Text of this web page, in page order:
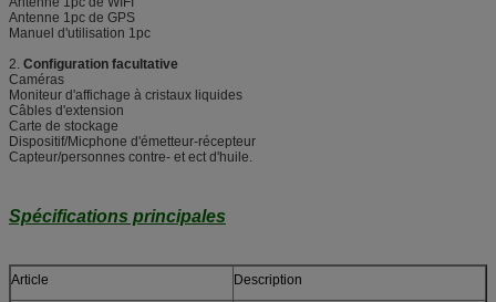
Antenne 1pc de GPS
Manuel d'utilisation 1pc
2. Configuration facultative
Caméras
Moniteur d'affichage à cristaux liquides
Câbles d'extension
Carte de stockage
Dispositif/Micphone d'émetteur-récepteur
Capteur/personnes contre- et ect d'huile.
Spécifications principales
Article Description